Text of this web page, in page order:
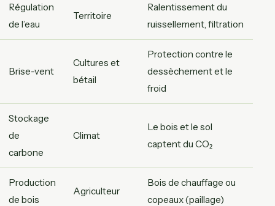
Régulation
de l’eau
Territoire
Ralentissement du
ruissellement, filtration
Brise-vent
Cultures et
bétail
Protection contre le
dessèchement et le
froid
Stockage
de
carbone
Climat
Le bois et le sol
captent du CO₂
Production
de bois
Agriculteur
Bois de chauffage ou
copeaux (paillage)